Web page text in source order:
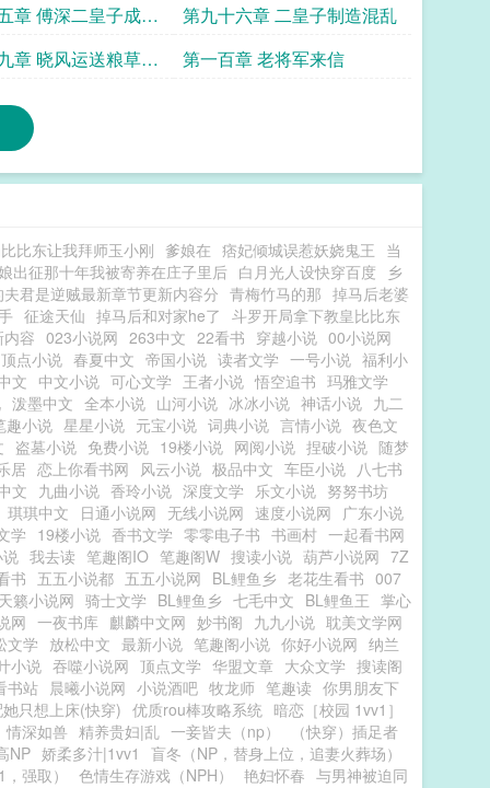
章 傅深二皇子成功
第九十六章 二皇子制造混乱
章 晓风运送粮草遇
第一百章 老将军来信
比东让我拜师玉小刚 爹娘在 痞妃倾城误惹妖娆鬼王 当
出征那十年我被寄养在庄子里后 白月光人设快穿百度
乡
夫君是逆贼最新章节更新内容分 青梅竹马的那 掉马后老婆
征途天仙 掉马后和对家he了 斗罗开局拿下教皇比比东
容 023小说网 263中文 22看书 穿越小说 00小说网
顶点小说 春夏中文 帝国小说 读者文学 一号小说 福利小
文 中文小说 可心文学 王者小说 悟空追书 玛雅文学
泼墨中文 全本小说 山河小说 冰冰小说 神话小说 九二
趣小说 星星小说 元宝小说 词典小说 言情小说 夜色文
盗墓小说 免费小说 19楼小说 网阅小说 捏破小说 随梦
居 恋上你看书网 风云小说 极品中文 车臣小说 八七书
文 九曲小说 香玲小说 深度文学 乐文小说 努努书坊
琪琪中文 日通小说网 无线小说网 速度小说网 广东小说
学 19楼小说 香书文学 零零电子书 书画村 一起看书网
我去读 笔趣阁IO 笔趣阁W 搜读小说 葫芦小说网 7Z
书 五五小说都 五五小说网 BL鲤鱼乡 老花生看书 007
天籁小说网 骑士文学 BL鲤鱼乡 七毛中文 BL鲤鱼王 掌心
网 一夜书库 麒麟中文网 妙书阁 九九小说 耽美文学网
文学 放松中文 最新小说 笔趣阁小说 你好小说网 纳兰
小说 吞噬小说网 顶点文学 华盟文章 大众文学 搜读阁
书站 晨曦小说网 小说酒吧 牧龙师 笔趣读 你男朋友下
只想上床(快穿) 优质rou棒攻略系统 暗恋［校园 1vv1］
情深如兽 精养贵妇|乱 一妾皆夫（np）
（快穿）插足者
NP 娇柔多汁|1vv1
盲冬（NP，替身上位，追妻火葬场）
强取） 色情生存游戏（NPH） 艳妇怀春 与男神被迫同